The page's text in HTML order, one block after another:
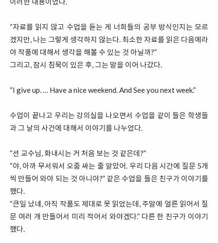
“자료를 읽지 않고 수업을 듣는 게 너희들의 공부 방식인지는 모르
겠지만, 나는 그렇게 생각하지 않는다. 최소한 자료를 읽은 다음에라
야 작품에 대해서 생각을 해볼 수 있는 것 아닐까?”
그리고, 잠시 침묵이 있은 후, 그는 말을 이어 나갔다.
“I give up. … Have a nice weekend. And See you next week.”
수업이 끝나고 우리는 강의실을 나오면서 수업을 같이 들은 학생들
과 그 날의 사건에 대해서 이야기를 나누었다.
“션 교수님, 화내시는 거 처음 보는 것 같은데?”
“야, 아까 무서워서 오줌 싸는 줄 알았어. 우리 다음 시간에 질문 5개
씩 만들어 와야 되는 것 아니야?” 같은 수업을 들은 친구가 이야기를
했다.
“큰일 났네, 아직 작품도 제대로 못 읽었는데, 주말에 얼른 읽어서 질
문 여러 개 만들어서 미리 적어서 와야겠다.” 다른 한 친구가 이야기
했다.